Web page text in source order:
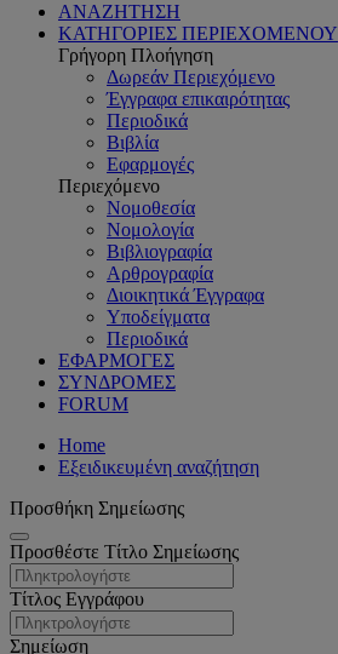
ΑΝΑΖΗΤΗΣΗ
ΚΑΤΗΓΟΡΙΕΣ ΠΕΡΙΕΧΟΜΕΝΟΥ
Γρήγορη Πλοήγηση
Δωρεάν Περιεχόμενο
Έγγραφα επικαιρότητας
Περιοδικά
Βιβλία
Εφαρμογές
Περιεχόμενο
Νομοθεσία
Νομολογία
Βιβλιογραφία
Αρθρογραφία
Διοικητικά Έγγραφα
Υποδείγματα
Περιοδικά
ΕΦΑΡΜΟΓΕΣ
ΣΥΝΔΡΟΜΕΣ
FORUM
Home
Εξειδικευμένη αναζήτηση
Προσθήκη Σημείωσης
Προσθέστε Τίτλο Σημείωσης
Τίτλος Εγγράφου
Σημείωση